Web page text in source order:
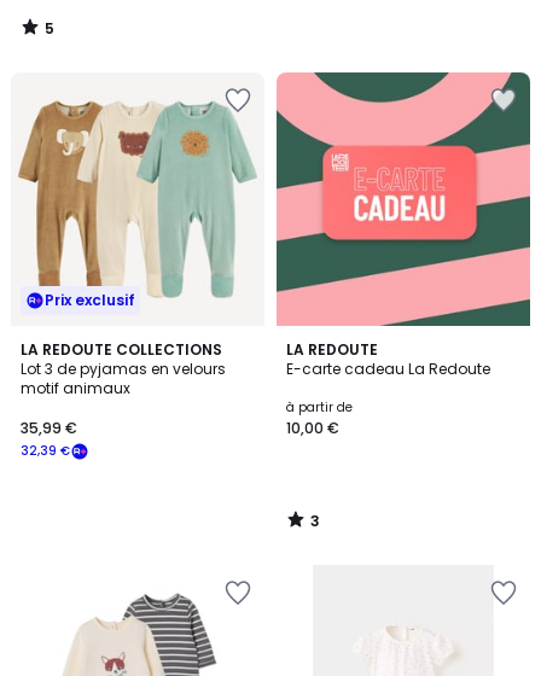
5
/
Prix exclusif
LA REDOUTE COLLECTIONS
Lot 3 de pyjamas en velours
motif animaux
32,39 €
35,99 €
LA REDOUTE
E-carte cadeau La Redoute
à partir de
10,00 €
3
/
3
/